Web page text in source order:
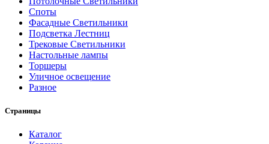
Споты
Фасадные Светильники
Подсветка Лестниц
Трековые Светильники
Настольные лампы
Торшеры
Уличное освещение
Разное
Страницы
Каталог